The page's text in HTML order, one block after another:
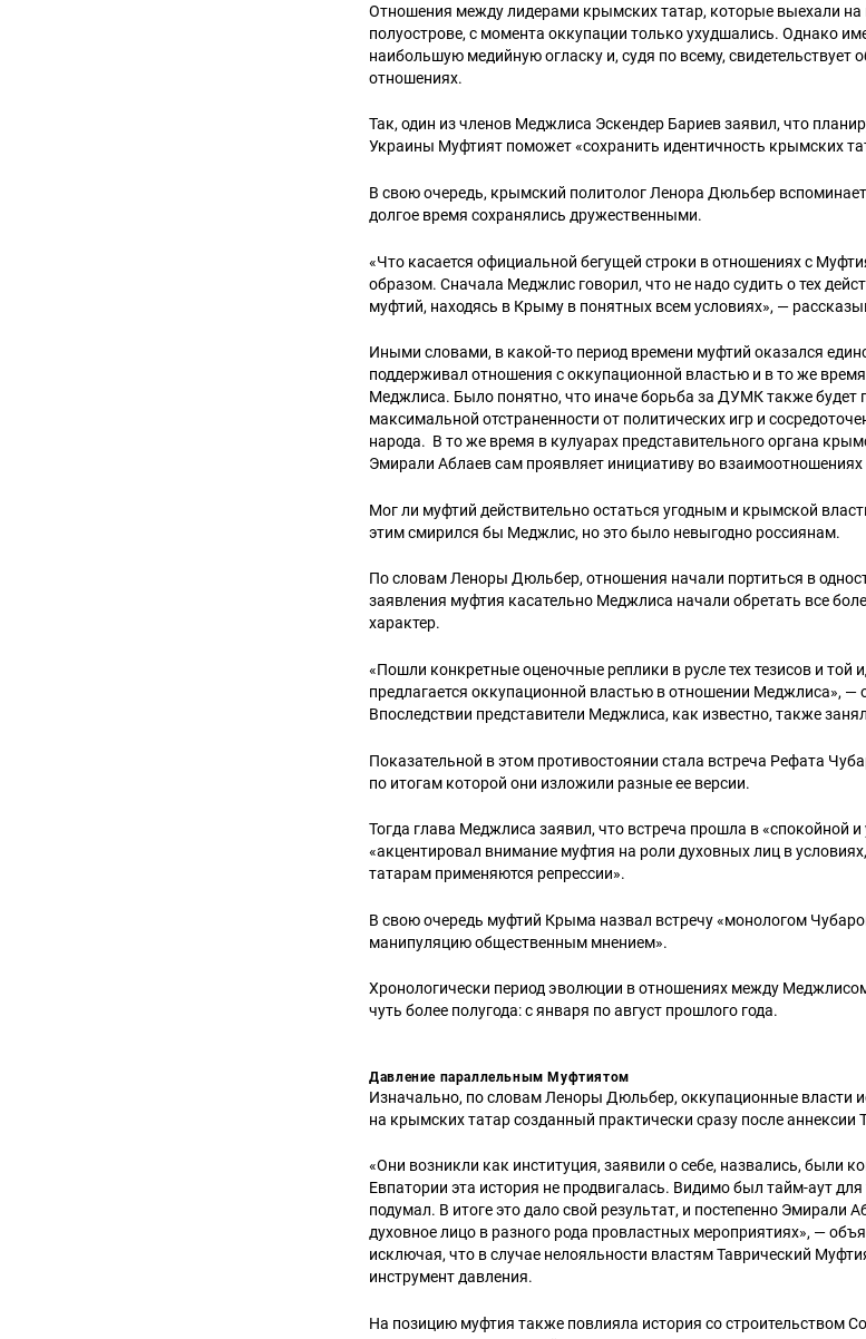
Отношения между лидерами крымских татар, которые выехали на
полуострове, с момента оккупации только ухудшались. Однако
наибольшую медийную огласку и, судя по всему, свидетельствует
отношениях.
Так, один из членов Меджлиса Эскендер Бариев заявил, что
Украины Муфтият поможет «сохранить идентичность крымских
В свою очередь, крымский политолог Ленора Дюльбер
долгое время сохранялись дружественными.
«Что касается официальной бегущей строки в отношениях с
образом. Сначала Меджлис говорил, что не надо судить о тех
муфтий, находясь в Крыму в понятных всем условиях», —
Иными словами, в какой-то период времени муфтий оказался
поддерживал отношения с оккупационной властью и в то же
Меджлиса. Было понятно, что иначе борьба за ДУМК также будет
максимальной отстраненности от политических игр и
народа. В то же время в кулуарах представительного органа
Эмирали Аблаев сам проявляет инициативу во взаимоотношениях
Мог ли муфтий действительно остаться угодным и крымской
этим смирился бы Меджлис, но это было невыгодно россиянам.
По словам Леноры Дюльбер, отношения начали портиться в
заявления муфтия касательно Меджлиса начали обретать все
характер.
«Пошли конкретные оценочные реплики в русле тех тезисов и той
предлагается оккупационной властью в отношении Меджлиса», —
Впоследствии представители Меджлиса, как известно, также
Показательной в этом противостоянии стала встреча Рефата
по итогам которой они изложили разные ее версии.
Тогда глава Меджлиса заявил, что встреча прошла в «спокойной
«акцентировал внимание муфтия на роли духовных лиц в
татарам применяются репрессии».
В свою очередь муфтий Крыма назвал встречу «монологом
манипуляцию общественным мнением».
Хронологически период эволюции в отношениях между
чуть более полугода: с января по август прошлого года.
Давление параллельным Муфтиятом
Изначально, по словам Леноры Дюльбер, оккупационные власти
на крымских татар созданный практически сразу после аннексии
«Они возникли как институция, заявили о себе, назвались, были
Евпатории эта история не продвигалась. Видимо был тайм-аут
подумал. В итоге это дало свой результат, и постепенно Эмирали
духовное лицо в разного рода провластных мероприятиях», —
исключая, что в случае нелояльности властям Таврический
инструмент давления.
На позицию муфтия также повлияла история со строительством